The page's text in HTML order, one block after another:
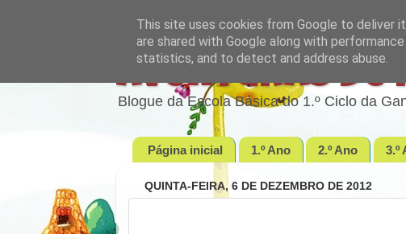
Aventuras de
Blogue da Escola Básica do 1.º Ciclo da
Página inicial 1.º Ano 2.º Ano 3.º
QUINTA-FEIRA, 6 DE DEZEMBRO DE 2012
This site uses cookies from Google to deliver
are shared with Google along with
statistics, and to detect and address abuse.